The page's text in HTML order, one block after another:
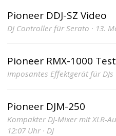
Pioneer DDJ-SZ Video
DJ Controller für Serato · 13.
Pioneer RMX-1000
Imposantes Effektgerät für DJs
Pioneer DJM-250
Kompakter DJ-Mixer mit XLR-
12:07 Uhr · DJ